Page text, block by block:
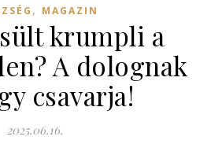
, MAGAZIN
krumpli a
A dolognak
csavarja!
2025.06.16.